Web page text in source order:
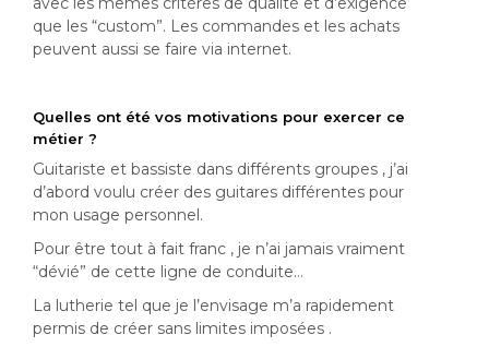
que les “custom”. Les commandes et les achats
peuvent aussi se faire via internet.
Quelles ont été vos motivations pour exercer ce
métier ?
Guitariste et bassiste dans différents groupes , j’ai
d’abord voulu créer des guitares différentes pour
mon usage personnel.
Pour être tout à fait franc , je n’ai jamais vraiment
“dévié” de cette ligne de conduite…
La lutherie tel que je l’envisage m’a rapidement
permis de créer sans limites imposées .